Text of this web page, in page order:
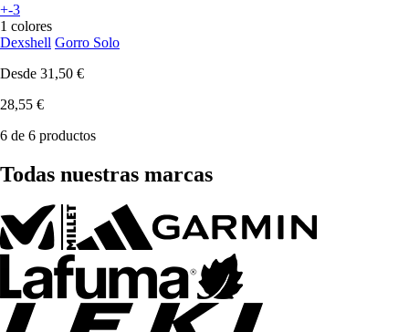
+-3
1 colores
Dexshell Gorro Solo
Desde 31,50 €
28,55 €
6 de 6 productos
Todas nuestras marcas